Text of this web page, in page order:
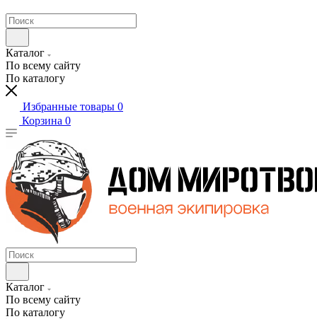
Каталог
По всему сайту
По каталогу
Избранные товары 0
Корзина 0
Каталог
По всему сайту
По каталогу